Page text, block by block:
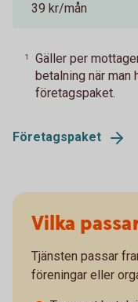
39 kr/mån
1
Gäller per
betalning när man
företagspaket.
Företagspaket
Vilka
Tjänsten passar
föreningar eller